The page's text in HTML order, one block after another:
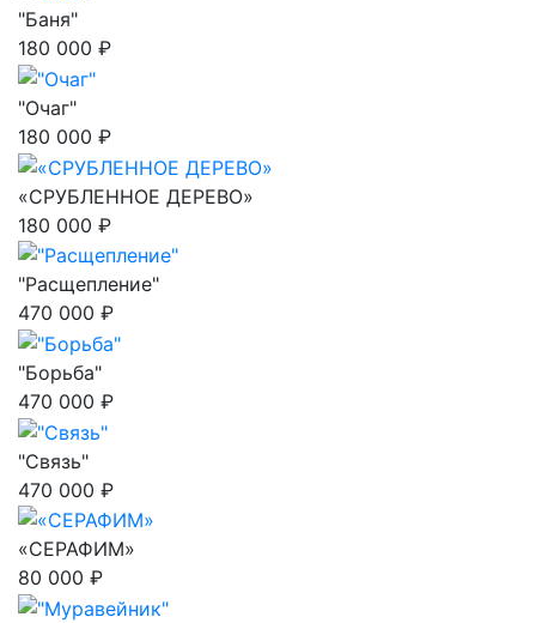
"Баня"
180 000 ₽
"Очаг"
180 000 ₽
«СРУБЛЕННОЕ ДЕРЕВО»
180 000 ₽
"Расщепление"
470 000 ₽
"Борьба"
470 000 ₽
"Связь"
470 000 ₽
«СЕРАФИМ»
80 000 ₽